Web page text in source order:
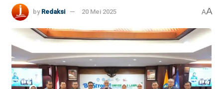
by Redaksi 20 Mei 2025 AA